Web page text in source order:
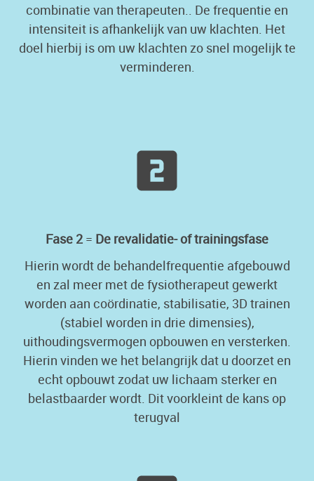
combinatie van therapeuten.. De frequentie en
intensiteit is afhankelijk van uw klachten. Het
doel hierbij is om uw klachten zo snel mogelijk te
verminderen.
Fase 2 = De revalidatie- of trainingsfase
Hierin wordt de behandelfrequentie afgebouwd
en zal meer met de fysiotherapeut gewerkt
worden aan coördinatie, stabilisatie, 3D trainen
(stabiel worden in drie dimensies),
uithoudingsvermogen opbouwen en versterken.
Hierin vinden we het belangrijk dat u doorzet en
echt opbouwt zodat uw lichaam sterker en
belastbaarder wordt. Dit voorkleint de kans op
terugval